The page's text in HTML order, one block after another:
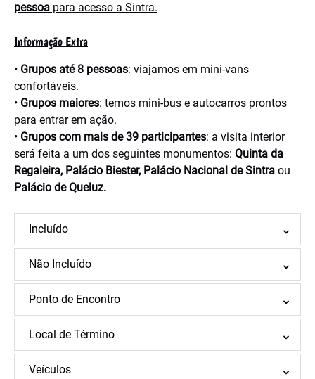
pessoa para acesso a Sintra.
Informação Extra
• Grupos até 8 pessoas: viajamos em mini-vans
confortáveis.
• Grupos maiores: temos mini-bus e autocarros prontos
para entrar em ação.
• Grupos com mais de 39 participantes: a visita interior
será feita a um dos seguintes monumentos: Quinta da
Regaleira, Palácio Biester, Palácio Nacional de Sintra ou
Palácio de Queluz.
Incluído
Não Incluído
Ponto de Encontro
Local de Término
Veículos